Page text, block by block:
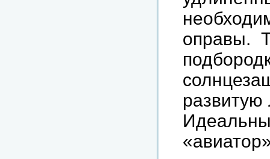
оправы.